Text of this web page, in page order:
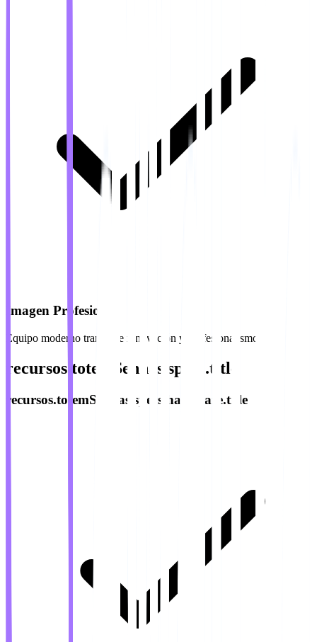
Imagen Profesional
Equipo moderno transmite innovación y profesionalismo
recursos.totemSenhas.specs.title
recursos.totemSenhas.specs.hardware.title